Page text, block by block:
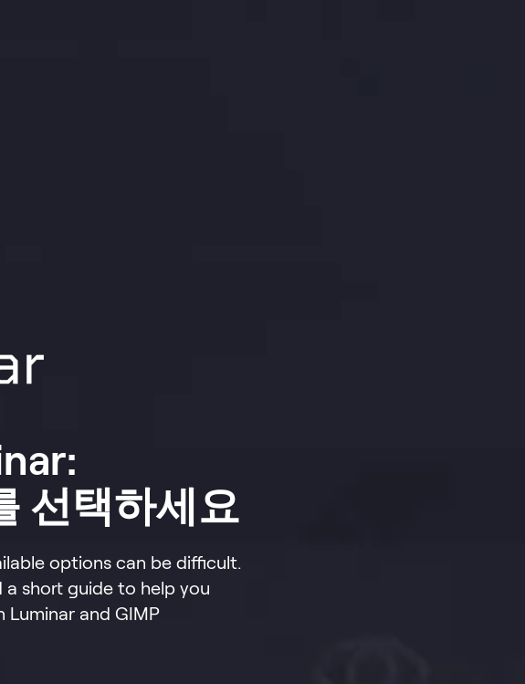
선택하세요
options can be difficult.
a short guide to help you
and GIMP